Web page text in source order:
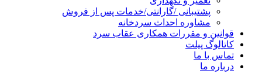
پشتیبانی /گارانتی/خدمات پس از فروش
مشاوره احداث سردخانه
قوانین و مقررات همکاری عقاب سرد
کاتالوگ پیلت
تماس با ما
درباره ما